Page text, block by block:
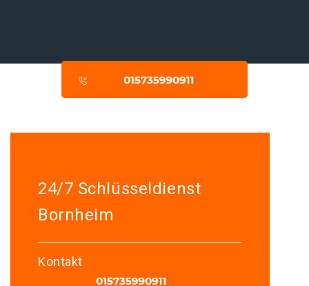
24/7 Schlüsseldienst
Bornheim
Kontakt